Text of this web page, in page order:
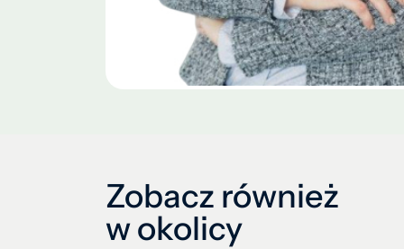
Zobacz również
w okolicy